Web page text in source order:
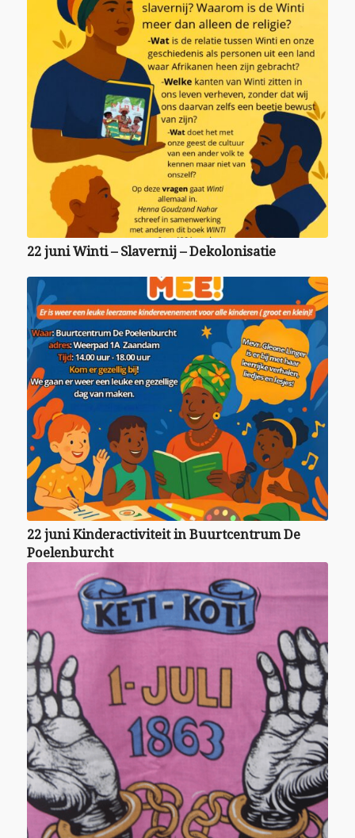
22 juni Winti – Slavernij – Dekolonisatie
22 juni Kinderactiviteit in Buurtcentrum De
Poelenburcht